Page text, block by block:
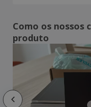
Como os nossos
produto